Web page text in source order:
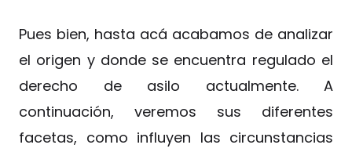
Pues bien, hasta acá acabamos de analizar
el origen y donde se encuentra regulado el
derecho de asilo actualmente. A
continuación, veremos sus diferentes
facetas, como influyen las circunstancias